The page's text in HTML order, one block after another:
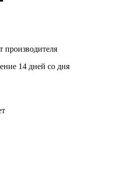
производителя
14 дней со дня